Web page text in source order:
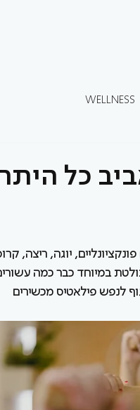
WELLNESS
כל
במיוחד כבר כמה
לנפש פילאטיס מכשירים